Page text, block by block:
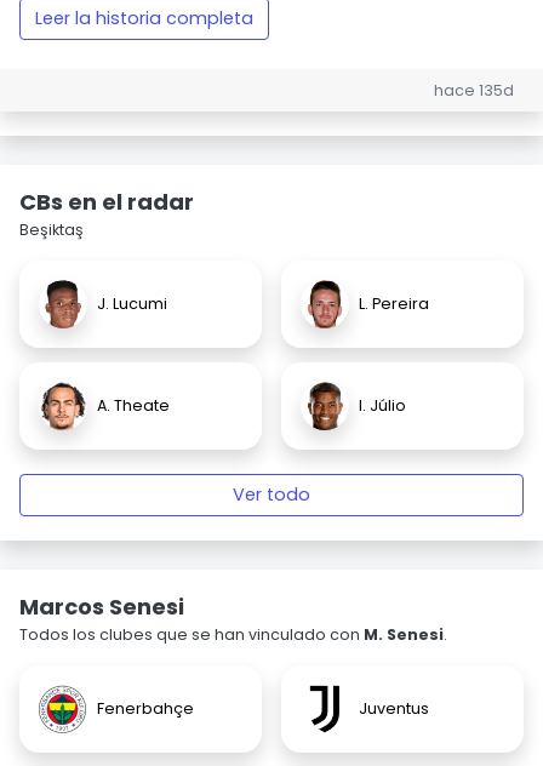
Leer la historia completa
hace 135d
CBs en el radar
Beşiktaş
J. Lucumi L. Pereira
A. Theate I. Júlio
Ver todo
Marcos Senesi
Todos los clubes que se han vinculado con M. Senesi.
Fenerbahçe Juventus